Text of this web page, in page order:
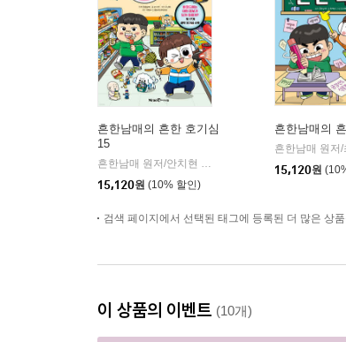
흔한남매의 흔한 호기심
15
흔한남매 원저/안치현 글/유난희 그림/이정모,흔한컴퍼니 감수
15,120원 (10% 할인)
흔한남매의
15,120원
검색 페이지에서 선택된 태그에 등록된 더 많은 상
이 상품의 이벤트 (10개)